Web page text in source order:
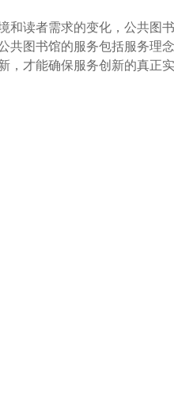
和读者需求的变化，公共图
共图书馆的服务包括服务理
，才能确保服务创新的真正实